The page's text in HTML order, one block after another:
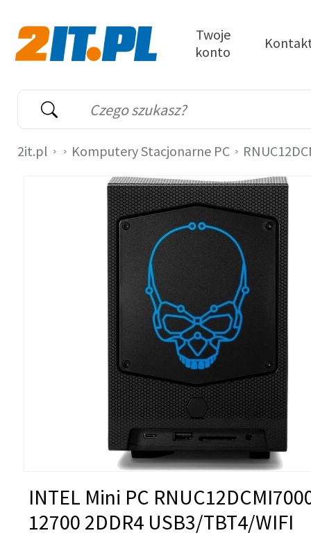
Wyszukiwarka
Słowo kluczowe
Twoje
konto
2it.pl Komputery Stacjonarne PC
INTEL Mini PC
12700 2DDR4 USB3/TBT4/WIFI